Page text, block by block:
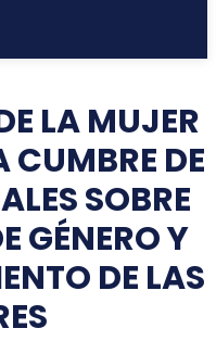
LA MUJER
CUMBRE DE
SOBRE
GÉNERO Y
DE LAS